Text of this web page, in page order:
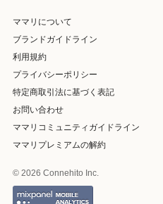
ママリについて
ブランドガイドライン
利用規約
プライバシーポリシー
特定商取引法に基づく表記
お問い合わせ
ママリコミュニティガイドライン
ママリプレミアムの解約
© 2026 Connehito Inc.